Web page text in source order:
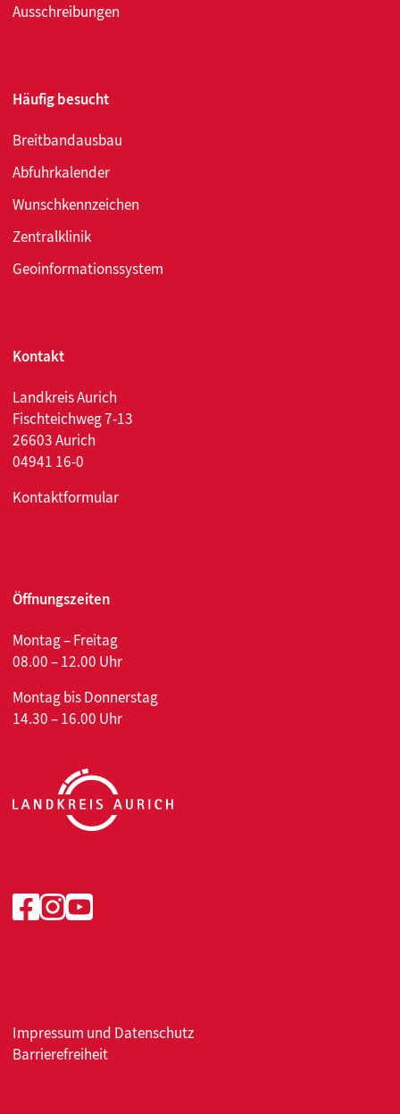
Ausschreibungen
Häufig besucht
Breitbandausbau
Abfuhrkalender
Wunschkennzeichen
Zentralklinik
Geoinformationssystem
Kontakt
Landkreis Aurich
Fischteichweg 7-13
26603 Aurich
04941 16-0
Kontaktformular
Öffnungszeiten
Montag – Freitag
08.00 – 12.00 Uhr
Montag bis Donnerstag
14.30 – 16.00 Uhr
Facebook
Instagram
Youtube
Impressum und Datenschutz
Barrierefreiheit